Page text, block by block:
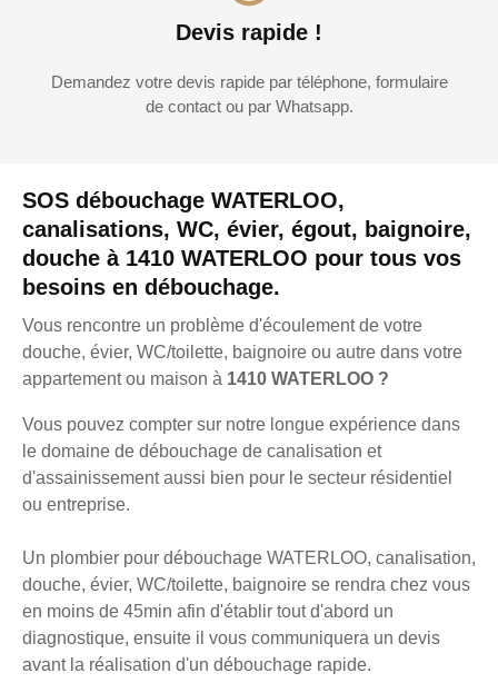
SOS débouchage WATERLOO,
canalisations, WC, évier, égout, baignoire,
douche à 1410 WATERLOO pour tous vos
besoins en débouchage.
Vous rencontre un problème d'écoulement de votre
douche, évier, WC/toilette, baignoire ou autre dans votre
appartement ou maison à 1410 WATERLOO ?
Vous pouvez compter sur notre longue expérience dans
le domaine de débouchage de canalisation et
d'assainissement aussi bien pour le secteur résidentiel
ou entreprise.
Un plombier pour débouchage WATERLOO, canalisation,
douche, évier, WC/toilette, baignoire se rendra chez vous
en moins de 45min afin d'établir tout d'abord un
diagnostique, ensuite il vous communiquera un devis
avant la réalisation d'un débouchage rapide.
Devis rapide !
Demandez votre devis rapide par téléphone, formulaire
de contact ou par Whatsapp.